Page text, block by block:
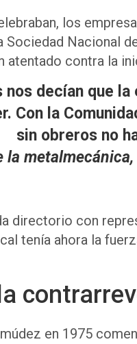
los
Sociedad Nacional
atentado contra la
nos decían que
Con la
sin obreros no
la
directorio con
tenía ahora la
en 1975